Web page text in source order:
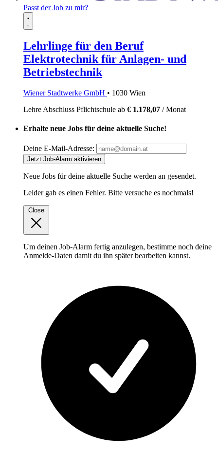
Passt der Job zu mir?
Lehrlinge für den Beruf
Elektrotechnik für Anlagen- und
Betriebstechnik
Wiener Stadtwerke GmbH • 1030 Wien
Lehre Abschluss Pflichtschule ab € 1.178,07 / Monat
Erhalte neue Jobs für deine aktuelle Suche!
Deine E-Mail-Adresse:
Jetzt Job-Alarm aktivieren
Neue Jobs für deine aktuelle Suche werden an gesendet.
Leider gab es einen Fehler. Bitte versuche es nochmals!
Close
Um deinen Job-Alarm fertig anzulegen, bestimme noch deine
Anmelde-Daten damit du ihn später bearbeiten kannst.